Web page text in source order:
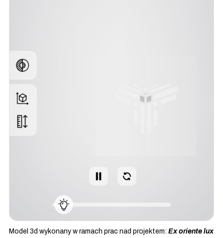
Model 3d wykonany w ramach prac nad projektem: Ex oriente lux